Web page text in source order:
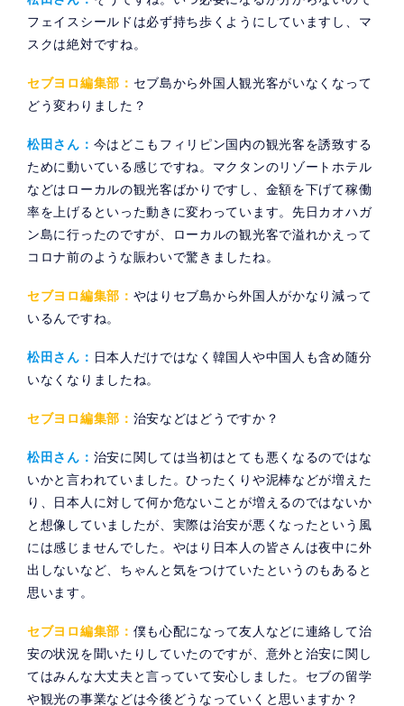
フェイスシールドは必ず持ち歩くようにしていますし、マ
スクは絶対ですね。
セブヨロ編集部： セブ島から外国人観光客がいなくなって
どう変わりました？
松田さん： 今はどこもフィリピン国内の観光客を誘致する
ために動いている感じですね。マクタンのリゾートホテル
などはローカルの観光客ばかりですし、金額を下げて稼働
率を上げるといった動きに変わっています。先日カオハガ
ン島に行ったのですが、ローカルの観光客で溢れかえって
コロナ前のような賑わいで驚きましたね。
セブヨロ編集部： やはりセブ島から外国人がかなり減って
いるんですね。
松田さん： 日本人だけではなく韓国人や中国人も含め随分
いなくなりましたね。
セブヨロ編集部： 治安などはどうですか？
松田さん： 治安に関しては当初はとても悪くなるのではな
いかと言われていました。ひったくりや泥棒などが増えた
り、日本人に対して何か危ないことが増えるのではないか
と想像していましたが、実際は治安が悪くなったという風
には感じませんでした。やはり日本人の皆さんは夜中に外
出しないなど、ちゃんと気をつけていたというのもあると
思います。
セブヨロ編集部： 僕も心配になって友人などに連絡して治
安の状況を聞いたりしていたのですが、意外と治安に関し
てはみんな大丈夫と言っていて安心しました。セブの留学
や観光の事業などは今後どうなっていくと思いますか？